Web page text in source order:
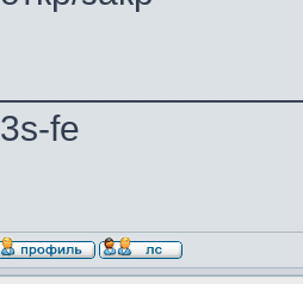
3s-fe